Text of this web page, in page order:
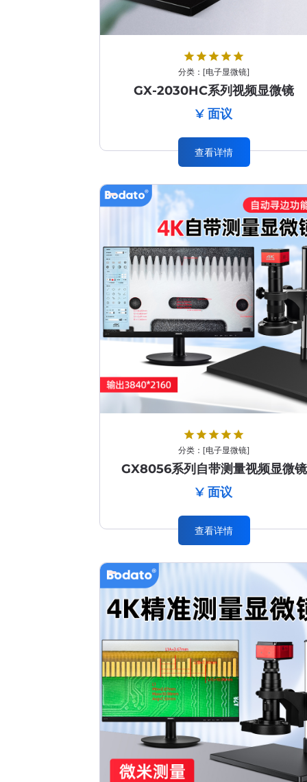
star star star star star
分类： [电子显微镜]
GX-2030HC系列视频显微镜
¥ 面议
查看详情
star star star star star
分类： [电子显微镜]
GX8056系列自带测量视频显微镜
¥ 面议
查看详情